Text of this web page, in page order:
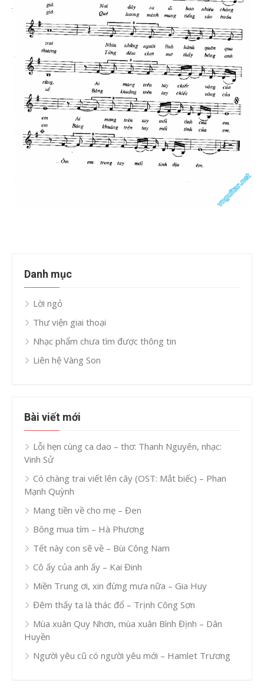
Danh mục
Lời ngỏ
Thư viện giai thoại
Nhạc phẩm chưa tìm được thông tin
Liên hệ Vàng Son
Bài viết mới
Lỗi hẹn cùng ca dao – thơ: Thanh Nguyên, nhạc:
Vinh Sử
Có chàng trai viết lên cây (OST: Mắt biếc) – Phan
Mạnh Quỳnh
Mang tiền về cho mẹ – Đen
Bông mua tím – Hà Phương
Tết này con sẽ về – Bùi Công Nam
Cô ấy của anh ấy – Kai Đinh
Miền Trung ơi, xin đừng mưa nữa – Gia Huy
Đêm thấy ta là thác đổ – Trịnh Công Sơn
Mùa xuân Quy Nhơn, mùa xuân Bình Định – Dân
Huyền
Người yêu cũ có người yêu mới – Hamlet Trương